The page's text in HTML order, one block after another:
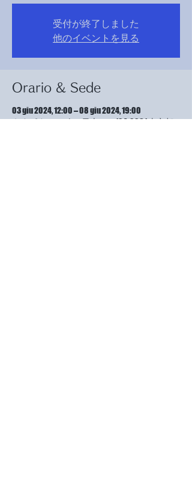
受付が終了しました
他のイベントを見る
Orario & Sede
03 giu 2024, 12:00 – 08 giu 2024, 19:00
えすぱすミラボオ, 日本、〒104-0061 東京都